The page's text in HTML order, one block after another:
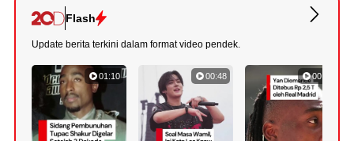
Flash
Update berita terkini dalam format video pendek.
01:10 00:48 00:43